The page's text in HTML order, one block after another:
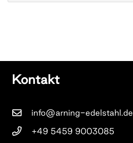
Kontakt
info@arning-edelstahl.de
+49 5459 9003085